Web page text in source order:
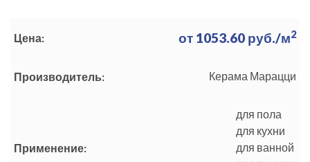
Цена: от 1053.60 руб./м2
Производитель: Керама Марацци
Применение:
для пола
для кухни
для ванной